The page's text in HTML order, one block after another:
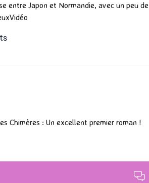
entre Japon et Normandie, avec un peu
Chimères : Un excellent premier roman !